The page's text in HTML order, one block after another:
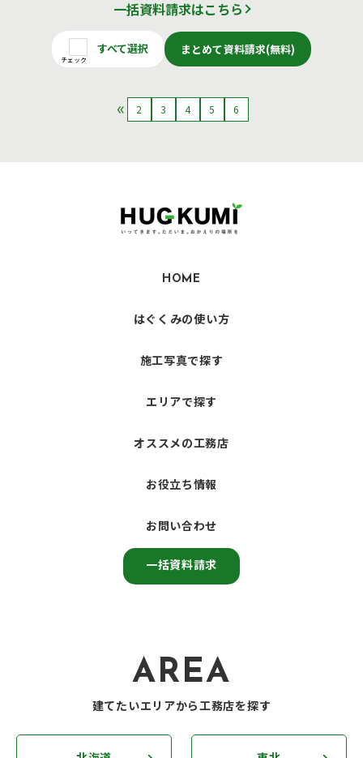
一括資料請求はこちら
チェック
すべて選択 まとめて資料請求(無料)
2 3 4 5 6
HOME
はぐくみの使い方
施工写真で探す
エリアで探す
オススメの工務店
お役立ち情報
お問い合わせ
一括資料請求
AREA
建てたいエリアから工務店を探す